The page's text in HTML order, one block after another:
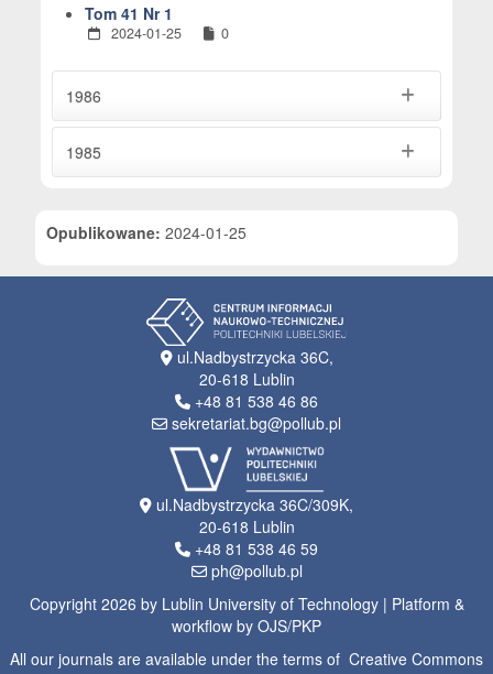
Tom 41 Nr 1
2024-01-25 0
1986
1985
Opublikowane:2024-01-25
ul.Nadbystrzycka 36C,
20-618 Lublin
+48 81 538 46 86
sekretariat.bg@pollub.pl
ul.Nadbystrzycka 36C/309K,
20-618 Lublin
+48 81 538 46 59
ph@pollub.pl
Copyright 2026 by Lublin University of Technology | Platform &
workflow by OJS/PKP
All our journals are available under the terms of Creative Commons